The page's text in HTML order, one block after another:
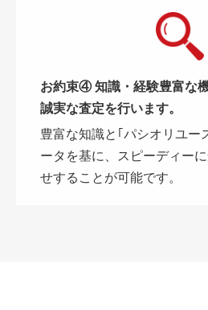
お約束④ 知識・経験豊富な
誠実な査定を行います。
豊富な知識と｢パシオリユー
ータを基に、スピーディー
せすることが可能です。